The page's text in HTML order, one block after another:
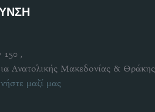
150 ,
Ανατολικής Μακεδονίας & Θράκης
μαζί μας